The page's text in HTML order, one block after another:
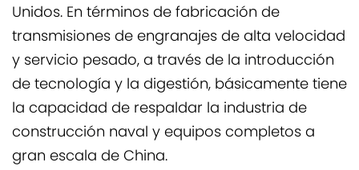
Unidos. En términos de fabricación de
transmisiones de engranajes de alta velocidad
y servicio pesado, a través de la introducción
de tecnología y la digestión, básicamente tiene
la capacidad de respaldar la industria de
construcción naval y equipos completos a
gran escala de China.